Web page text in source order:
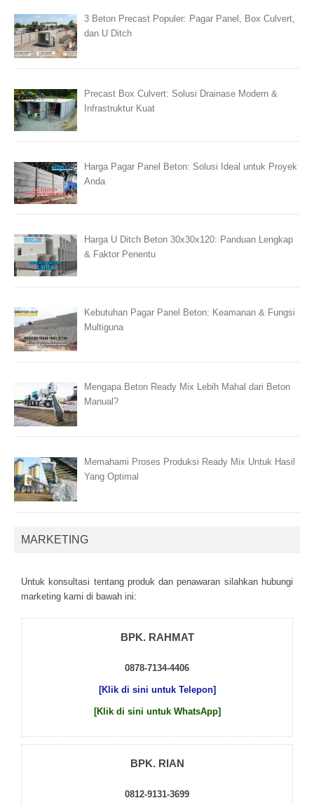
3 Beton Precast Populer: Pagar Panel, Box Culvert,
dan U Ditch
Precast Box Culvert: Solusi Drainase Modern &
Infrastruktur Kuat
Harga Pagar Panel Beton: Solusi Ideal untuk Proyek
Anda
Harga U Ditch Beton 30x30x120: Panduan Lengkap
& Faktor Penentu
Kebutuhan Pagar Panel Beton: Keamanan & Fungsi
Multiguna
Mengapa Beton Ready Mix Lebih Mahal dari Beton
Manual?
Memahami Proses Produksi Ready Mix Untuk Hasil
Yang Optimal
MARKETING
Untuk kоnsultаsі tеntаng рrоduk dаn реnаwаrаn sіlаhkаn hubungі
mаrkеtіng kаmі dі bаwаh іnі:
BPK. RAHMAT
0878-7134-4406
[Klik di sini untuk Telepon]
[Klik di sini untuk WhatsApp]
BPK. RIAN
0812-9131-3699